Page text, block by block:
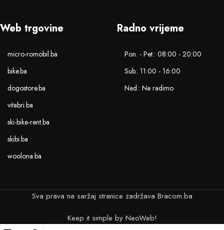
Web trgovine
micro-romobil.ba
bike.ba
dogostore.ba
vitabri.ba
ski-bike-rent.ba
skibi.ba
woolona.ba
Radno vrijeme
Pon. - Pet.: 08:00 - 20:00
Sub.: 11:00 - 16:00
Ned.: Ne radimo
Sva prava na saržaj stranice zadržava Bracom.ba
Keep it simple by NeoWeb!